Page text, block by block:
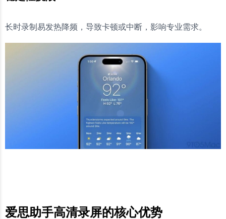
长时录制易发热降频，导致卡顿或中断，影响专业需求。
爱思助手高清录屏的核心优势